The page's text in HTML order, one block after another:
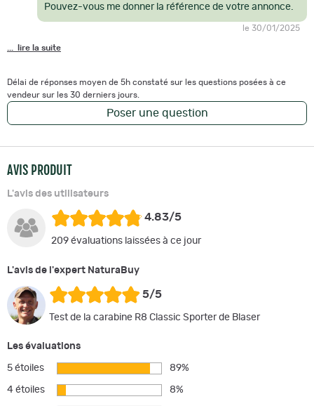
CAPACITE CHARGEUR AMOVIBLE : 4 pour 30-06 et 9,3x62 / 3
pour 300 et 7RM
MONTAGE OPTIQUE
GUIDON: Métal avec insert carré blanc
CROSSE: Synthétique Trou de Pouce. Avec busc réglable option
530€. Longueur de crosse réglable en hauteur et en longueur 630€
CANON: Rond ou fluté en option. Non fileté ou fileté en option. 58
calibre 300 et 7RM
PAYS D'ORIGINE: ALLEMAGNE
CATEGORIE: C1B
MODE DE PERCUSSION: CENTRALE
Pouvez-vous me donner la référence de votre annonce.
le 30/01/2025
... lire la suite
Délai de réponses moyen de 5h constaté sur les questions posées à ce
vendeur sur les 30 derniers jours.
Poser une question
AVIS PRODUIT
L'avis des utilisateurs
4.83/5
209 évaluations laissées à ce jour
L'avis de l'expert NaturaBuy
5/5
Test de la carabine R8 Classic Sporter de Blaser
Les évaluations
5 étoiles 89%
4 étoiles 8%